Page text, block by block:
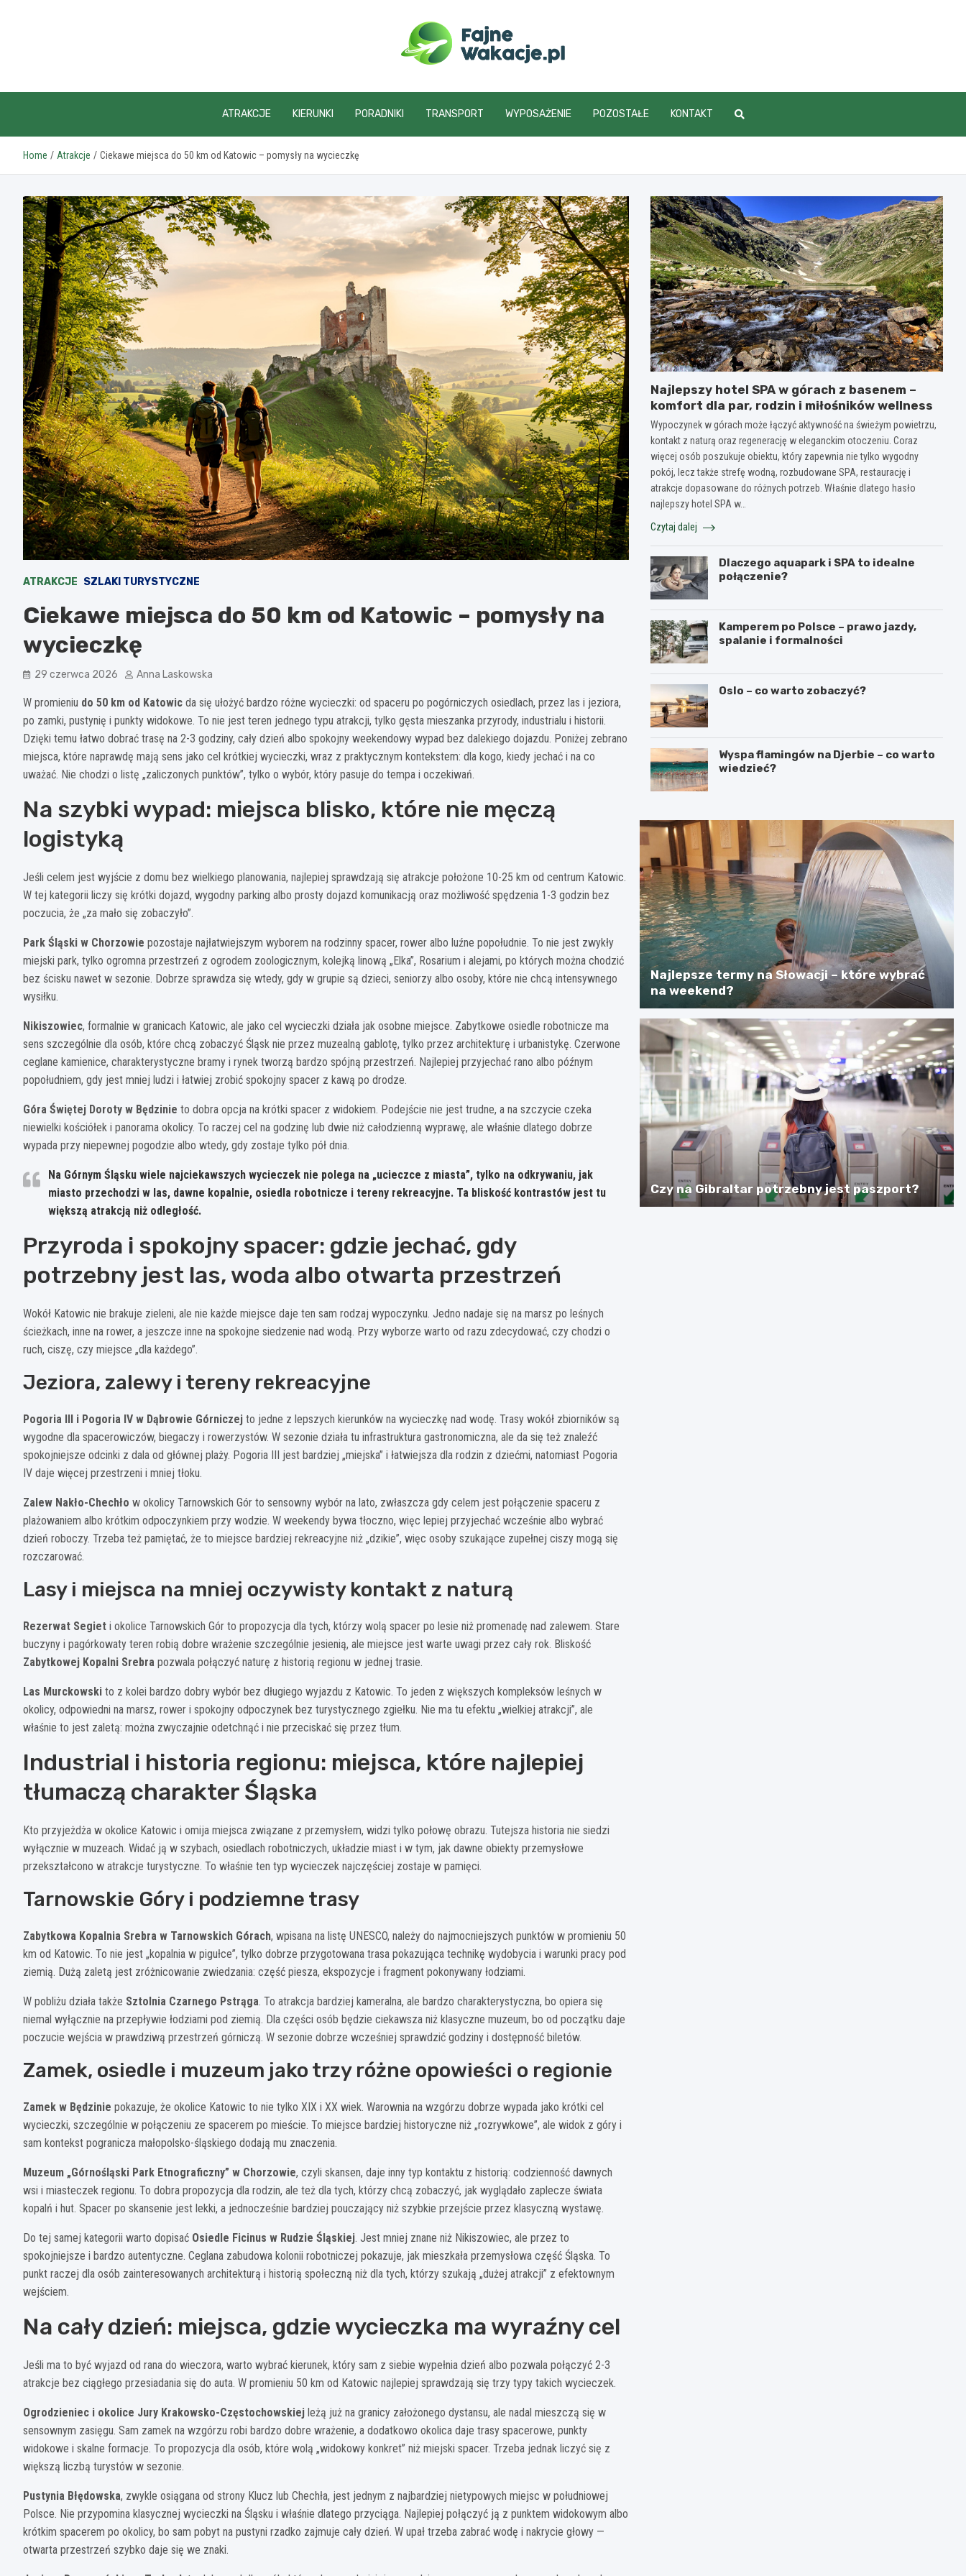
fajnewakacje.pl
ATRAKCJE KIERUNKI PORADNIKI TRANSPORT WYPOSAŻENIE POZOSTAŁE KONTAKT
Home Atrakcje Ciekawe miejsca do 50 km od Katowic – pomysły na wycieczkę
ATRAKCJE SZLAKI TURYSTYCZNE
Ciekawe miejsca do 50 km od Katowic – pomysły na
wycieczkę
29 czerwca 2026 Anna Laskowska
W promieniu do 50 km od Katowic da się ułożyć bardzo różne wycieczki: od spaceru po pogórniczych osiedlach, przez las i jeziora,
po zamki, pustynię i punkty widokowe. To nie jest teren jednego typu atrakcji, tylko gęsta mieszanka przyrody, industrialu i historii.
Dzięki temu łatwo dobrać trasę na 2-3 godziny, cały dzień albo spokojny weekendowy wypad bez dalekiego dojazdu. Poniżej zebrano
miejsca, które naprawdę mają sens jako cel krótkiej wycieczki, wraz z praktycznym kontekstem: dla kogo, kiedy jechać i na co
uważać. Nie chodzi o listę „zaliczonych punktów”, tylko o wybór, który pasuje do tempa i oczekiwań.
Na szybki wypad: miejsca blisko, które nie męczą
logistyką
Jeśli celem jest wyjście z domu bez wielkiego planowania, najlepiej sprawdzają się atrakcje położone 10-25 km od centrum Katowic.
W tej kategorii liczy się krótki dojazd, wygodny parking albo prosty dojazd komunikacją oraz możliwość spędzenia 1-3 godzin bez
poczucia, że „za mało się zobaczyło”.
Park Śląski w Chorzowie pozostaje najłatwiejszym wyborem na rodzinny spacer, rower albo luźne popołudnie. To nie jest zwykły
miejski park, tylko ogromna przestrzeń z ogrodem zoologicznym, kolejką linową „Elka”, Rosarium i alejami, po których można chodzić
bez ścisku nawet w sezonie. Dobrze sprawdza się wtedy, gdy w grupie są dzieci, seniorzy albo osoby, które nie chcą intensywnego
wysiłku.
Nikiszowiec, formalnie w granicach Katowic, ale jako cel wycieczki działa jak osobne miejsce. Zabytkowe osiedle robotnicze ma
sens szczególnie dla osób, które chcą zobaczyć Śląsk nie przez muzealną gablotę, tylko przez architekturę i urbanistykę. Czerwone
ceglane kamienice, charakterystyczne bramy i rynek tworzą bardzo spójną przestrzeń. Najlepiej przyjechać rano albo późnym
popołudniem, gdy jest mniej ludzi i łatwiej zrobić spokojny spacer z kawą po drodze.
Góra Świętej Doroty w Będzinie to dobra opcja na krótki spacer z widokiem. Podejście nie jest trudne, a na szczycie czeka
niewielki kościółek i panorama okolicy. To raczej cel na godzinę lub dwie niż całodzienną wyprawę, ale właśnie dlatego dobrze
wypada przy niepewnej pogodzie albo wtedy, gdy zostaje tylko pół dnia.
Na Górnym Śląsku wiele najciekawszych wycieczek nie polega na „ucieczce z miasta”, tylko na odkrywaniu, jak
miasto przechodzi w las, dawne kopalnie, osiedla robotnicze i tereny rekreacyjne. Ta bliskość kontrastów jest tu
większą atrakcją niż odległość.
Przyroda i spokojny spacer: gdzie jechać, gdy
potrzebny jest las, woda albo otwarta przestrzeń
Wokół Katowic nie brakuje zieleni, ale nie każde miejsce daje ten sam rodzaj wypoczynku. Jedno nadaje się na marsz po leśnych
ścieżkach, inne na rower, a jeszcze inne na spokojne siedzenie nad wodą. Przy wyborze warto od razu zdecydować, czy chodzi o
ruch, ciszę, czy miejsce „dla każdego”.
Jeziora, zalewy i tereny rekreacyjne
Pogoria III i Pogoria IV w Dąbrowie Górniczej to jedne z lepszych kierunków na wycieczkę nad wodę. Trasy wokół zbiorników są
wygodne dla spacerowiczów, biegaczy i rowerzystów. W sezonie działa tu infrastruktura gastronomiczna, ale da się też znaleźć
spokojniejsze odcinki z dala od głównej plaży. Pogoria III jest bardziej „miejska” i łatwiejsza dla rodzin z dziećmi, natomiast Pogoria
IV daje więcej przestrzeni i mniej tłoku.
Zalew Nakło-Chechło w okolicy Tarnowskich Gór to sensowny wybór na lato, zwłaszcza gdy celem jest połączenie spaceru z
plażowaniem albo krótkim odpoczynkiem przy wodzie. W weekendy bywa tłoczno, więc lepiej przyjechać wcześnie albo wybrać
dzień roboczy. Trzeba też pamiętać, że to miejsce bardziej rekreacyjne niż „dzikie”, więc osoby szukające zupełnej ciszy mogą się
rozczarować.
Lasy i miejsca na mniej oczywisty kontakt z naturą
Rezerwat Segiet i okolice Tarnowskich Gór to propozycja dla tych, którzy wolą spacer po lesie niż promenadę nad zalewem. Stare
buczyny i pagórkowaty teren robią dobre wrażenie szczególnie jesienią, ale miejsce jest warte uwagi przez cały rok. Bliskość
Zabytkowej Kopalni Srebra pozwala połączyć naturę z historią regionu w jednej trasie.
Las Murckowski to z kolei bardzo dobry wybór bez długiego wyjazdu z Katowic. To jeden z większych kompleksów leśnych w
okolicy, odpowiedni na marsz, rower i spokojny odpoczynek bez turystycznego zgiełku. Nie ma tu efektu „wielkiej atrakcji”, ale
właśnie to jest zaletą: można zwyczajnie odetchnąć i nie przeciskać się przez tłum.
Industrial i historia regionu: miejsca, które najlepiej
tłumaczą charakter Śląska
Kto przyjeżdża w okolice Katowic i omija miejsca związane z przemysłem, widzi tylko połowę obrazu. Tutejsza historia nie siedzi
wyłącznie w muzeach. Widać ją w szybach, osiedlach robotniczych, układzie miast i w tym, jak dawne obiekty przemysłowe
przekształcono w atrakcje turystyczne. To właśnie ten typ wycieczek najczęściej zostaje w pamięci.
Tarnowskie Góry i podziemne trasy
Zabytkowa Kopalnia Srebra w Tarnowskich Górach, wpisana na listę UNESCO, należy do najmocniejszych punktów w promieniu 50
km od Katowic. To nie jest „kopalnia w pigułce”, tylko dobrze przygotowana trasa pokazująca technikę wydobycia i warunki pracy pod
ziemią. Dużą zaletą jest zróżnicowanie zwiedzania: część piesza, ekspozycje i fragment pokonywany łodziami.
W pobliżu działa także Sztolnia Czarnego Pstrąga. To atrakcja bardziej kameralna, ale bardzo charakterystyczna, bo opiera się
niemal wyłącznie na przepływie łodziami pod ziemią. Dla części osób będzie ciekawsza niż klasyczne muzeum, bo od początku daje
poczucie wejścia w prawdziwą przestrzeń górniczą. W sezonie dobrze wcześniej sprawdzić godziny i dostępność biletów.
Zamek, osiedle i muzeum jako trzy różne opowieści o regionie
Zamek w Będzinie pokazuje, że okolice Katowic to nie tylko XIX i XX wiek. Warownia na wzgórzu dobrze wypada jako krótki cel
wycieczki, szczególnie w połączeniu ze spacerem po mieście. To miejsce bardziej historyczne niż „rozrywkowe”, ale widok z góry i
sam kontekst pogranicza małopolsko-śląskiego dodają mu znaczenia.
Muzeum „Górnośląski Park Etnograficzny” w Chorzowie, czyli skansen, daje inny typ kontaktu z historią: codzienność dawnych
wsi i miasteczek regionu. To dobra propozycja dla rodzin, ale też dla tych, którzy chcą zobaczyć, jak wyglądało zaplecze świata
kopalń i hut. Spacer po skansenie jest lekki, a jednocześnie bardziej pouczający niż szybkie przejście przez klasyczną wystawę.
Do tej samej kategorii warto dopisać Osiedle Ficinus w Rudzie Śląskiej. Jest mniej znane niż Nikiszowiec, ale przez to
spokojniejsze i bardzo autentyczne. Ceglana zabudowa kolonii robotniczej pokazuje, jak mieszkała przemysłowa część Śląska. To
punkt raczej dla osób zainteresowanych architekturą i historią społeczną niż dla tych, którzy szukają „dużej atrakcji” z efektownym
wejściem.
Na cały dzień: miejsca, gdzie wycieczka ma wyraźny cel
Jeśli ma to być wyjazd od rana do wieczora, warto wybrać kierunek, który sam z siebie wypełnia dzień albo pozwala połączyć 2-3
atrakcje bez ciągłego przesiadania się do auta. W promieniu 50 km od Katowic najlepiej sprawdzają się trzy typy takich wycieczek.
Ogrodzieniec i okolice Jury Krakowsko-Częstochowskiej leżą już na granicy założonego dystansu, ale nadal mieszczą się w
sensownym zasięgu. Sam zamek na wzgórzu robi bardzo dobre wrażenie, a dodatkowo okolica daje trasy spacerowe, punkty
widokowe i skalne formacje. To propozycja dla osób, które wolą „widokowy konkret” niż miejski spacer. Trzeba jednak liczyć się z
większą liczbą turystów w sezonie.
Pustynia Błędowska, zwykle osiągana od strony Klucz lub Chechła, jest jednym z najbardziej nietypowych miejsc w południowej
Polsce. Nie przypomina klasycznej wycieczki na Śląsku i właśnie dlatego przyciąga. Najlepiej połączyć ją z punktem widokowym albo
krótkim spacerem po okolicy, bo sam pobyt na pustyni rzadko zajmuje cały dzień. W upał trzeba zabrać wodę i nakrycie głowy —
otwarta przestrzeń szybko daje się we znaki.
Najlepszy hotel SPA w górach z basenem –
komfort dla par, rodzin i miłośników wellness
Wypoczynek w górach może łączyć aktywność na świeżym powietrzu,
kontakt z naturą oraz regenerację w eleganckim otoczeniu. Coraz
więcej osób poszukuje obiektu, który zapewnia nie tylko wygodny
pokój, lecz także strefę wodną, rozbudowane SPA, restaurację i
atrakcje dopasowane do różnych potrzeb. Właśnie dlatego hasło
najlepszy hotel SPA w…
Czytaj dalej
Dlaczego aquapark i SPA to idealne
połączenie?
Kamperem po Polsce – prawo jazdy,
spalanie i formalności
Oslo – co warto zobaczyć?
Wyspa flamingów na Djerbie – co warto
wiedzieć?
Najlepsze termy na Słowacji – które wybrać
na weekend?
Czy na Gibraltar potrzebny jest paszport?